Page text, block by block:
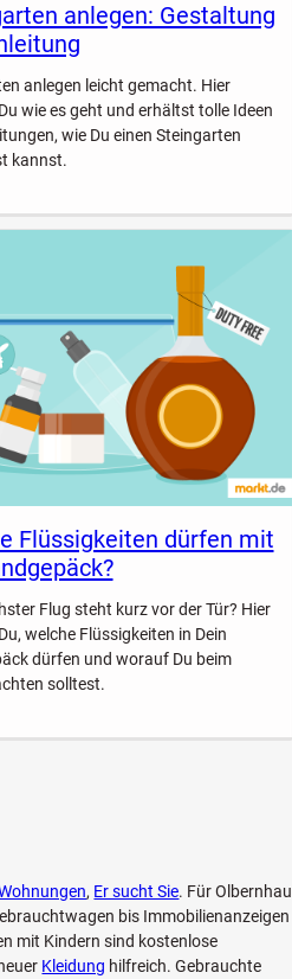
anlegen: Gestaltung
anlegen leicht gemacht. Hier
wie es geht und erhältst tolle Ideen
wie Du einen Steingarten
kannst.
Flüssigkeiten dürfen mit
Flug steht kurz vor der Tür? Hier
welche Flüssigkeiten in Dein
dürfen und worauf Du beim
solltest.
, Er sucht Sie. Für Olbernhau
bis Immobilienanzeigen
mit Kindern sind kostenlose
Kleidung hilfreich. Gebrauchte